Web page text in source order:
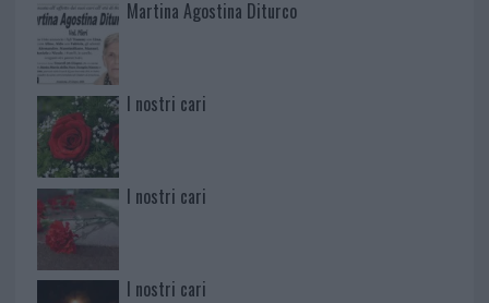
Martina Agostina Diturco
I nostri cari
I nostri cari
I nostri cari